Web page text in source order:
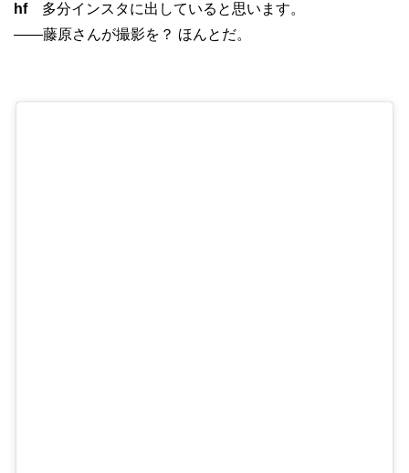
hf多分インスタに出していると思います。
——藤原さんが撮影を？ ほんとだ。